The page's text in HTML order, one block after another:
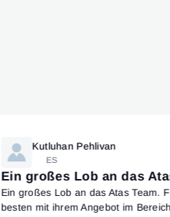
Kutluhan Pehlivan
ES
Ein großes Lob an das
Ein großes Lob an das Atas Team.
besten mit ihrem Angebot im